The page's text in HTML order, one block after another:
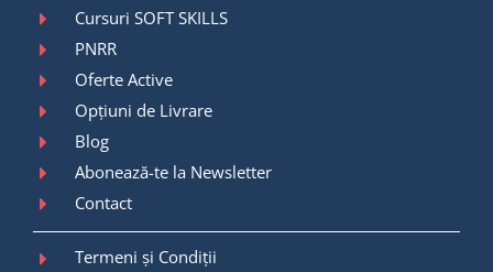
Cursuri SOFT SKILLS
PNRR
Oferte Active
Opțiuni de Livrare
Blog
Abonează-te la Newsletter
Contact
Termeni și Condiții